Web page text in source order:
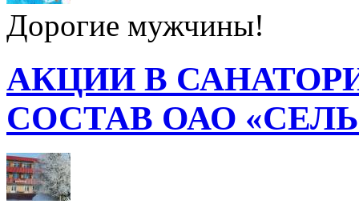
Дорогие мужчины!
АКЦИИ В
СОСТАВ ОАО